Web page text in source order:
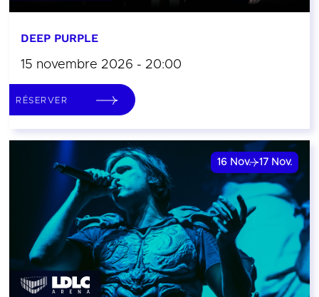
DEEP PURPLE
15 novembre 2026 - 20:00
RÉSERVER
16 Nov. 17 Nov.